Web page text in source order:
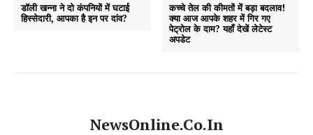
डॉली खन्ना ने दो कंपनियों में घटाई
हिस्सेदारी, आपका है इन पर दांव?
कच्चे तेल की कीमतों में बड़ा बदलाव!
क्या आज आपके शहर में गिर गए
पेट्रोल के दाम? यहाँ देखें लेटेस्ट
अपडेट
NewsOnline.co.in